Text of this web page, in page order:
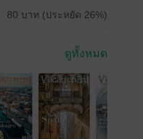
80 บาท (ประหยัด 26%)
ดูทั้งหมด